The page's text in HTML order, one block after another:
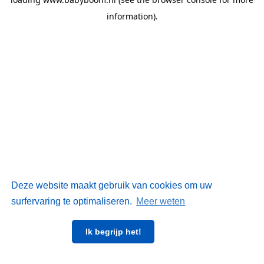
Deze website maakt gebruik van cookies om uw
surfervaring te optimaliseren. Meer weten
Ik begrijp het!
information).